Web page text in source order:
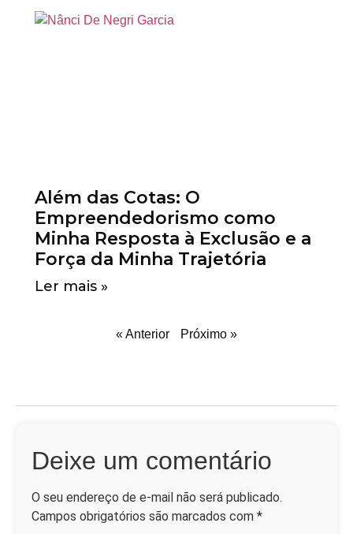
Além das Cotas: O
Empreendedorismo como
Minha Resposta à Exclusão e a
Força da Minha Trajetória
Ler mais »
« Anterior Próximo »
Deixe um comentário
O seu endereço de e-mail não será publicado.
Campos obrigatórios são marcados com *